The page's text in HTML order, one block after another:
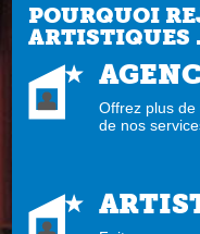
POURQUOI
ARTISTIQUES
Offrez plus
de nos